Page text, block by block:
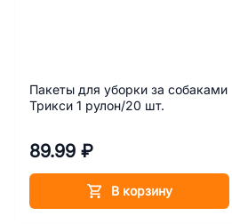
Пакеты для уборки за собаками
Трикси 1 рулон/20 шт.
89.99 ₽
В корзину